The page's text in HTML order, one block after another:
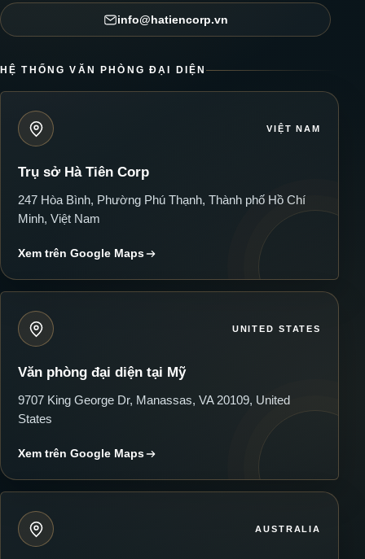
info@hatiencorp.vn
HỆ THỐNG VĂN PHÒNG ĐẠI DIỆN
VIỆT NAM
Trụ sở Hà Tiên Corp
247 Hòa Bình, Phường Phú Thạnh, Thành phố Hồ Chí
Minh, Việt Nam
Xem trên Google Maps
UNITED STATES
Văn phòng đại diện tại Mỹ
9707 King George Dr, Manassas, VA 20109, United
States
Xem trên Google Maps
AUSTRALIA